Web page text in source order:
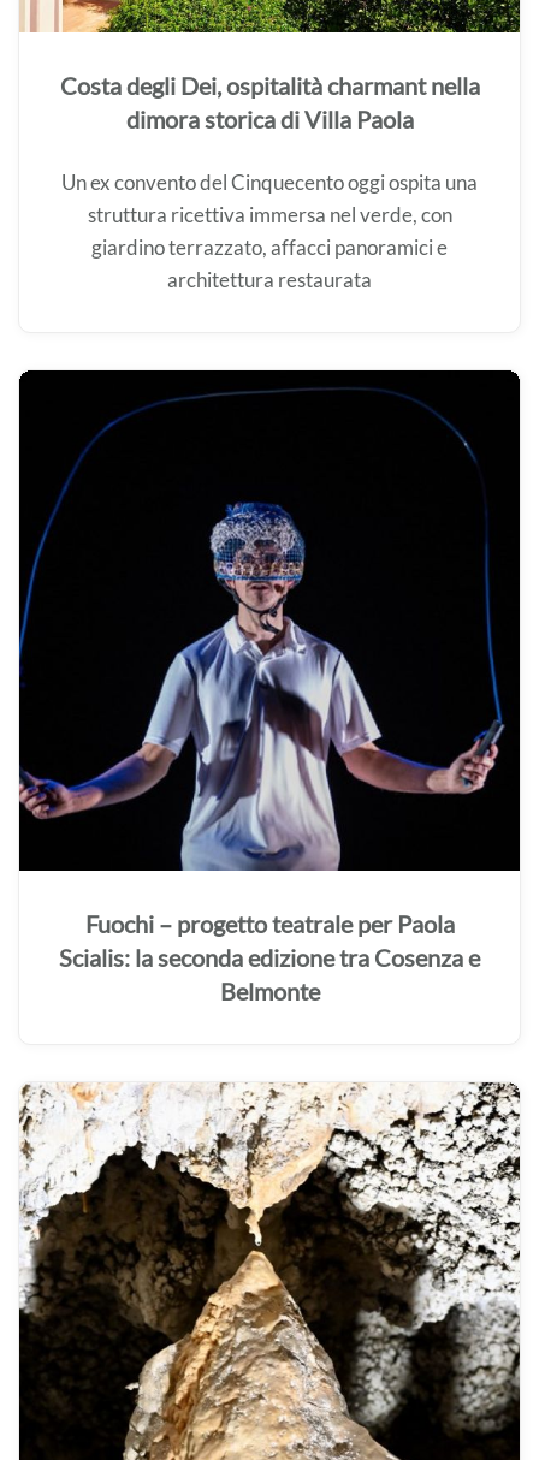
Costa degli Dei, ospitalità charmant nella
dimora storica di Villa Paola
Un ex convento del Cinquecento oggi ospita una
struttura ricettiva immersa nel verde, con
giardino terrazzato, affacci panoramici e
architettura restaurata
Fuochi – progetto teatrale per Paola
Scialis: la seconda edizione tra Cosenza e
Belmonte